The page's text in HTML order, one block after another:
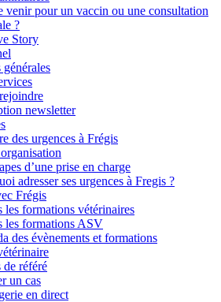
venir pour un vaccin ou une consultation
?
Story
newsletter
des urgences à Frégis
d’une prise en charge
adresser ses urgences à Fregis ?
Frégis
les formations vétérinaires
les formations ASV
des évènements et formations
de référé
un cas
en direct